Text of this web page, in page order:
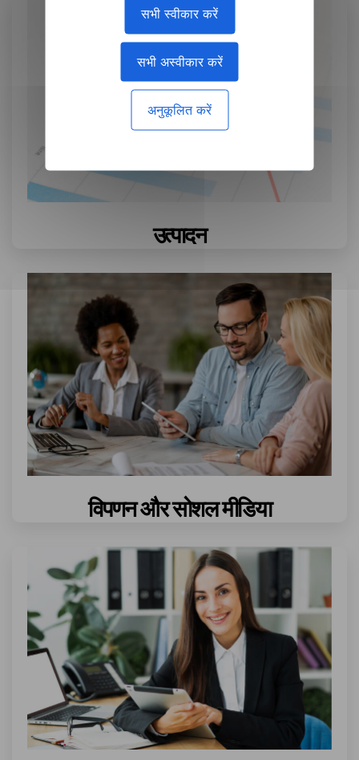
सभी स्वीकार करें
सभी अस्वीकार करें
अनुकूलित करें
उत्पादन
विपणन और सोशल मीडिया